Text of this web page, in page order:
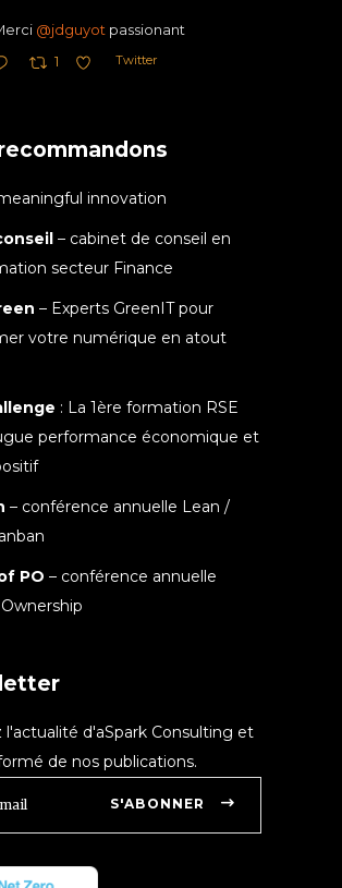
@jdguyot passionant
1 Twitter
innovation
– cabinet de conseil en
secteur Finance
– Experts GreenIT pour
votre numérique en atout
: La 1ère formation RSE
performance économique et
– conférence annuelle Lean /
PO – conférence annuelle
l'actualité d'aSpark Consulting et
de nos publications.
S'ABONNER